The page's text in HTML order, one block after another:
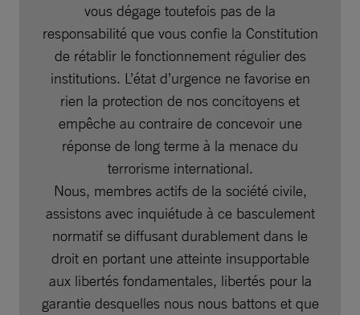
vous dégage toutefois pas de la
responsabilité que vous confie la Constitution
de rétablir le fonctionnement régulier des
institutions. L’état d’urgence ne favorise en
rien la protection de nos concitoyens et
empêche au contraire de concevoir une
réponse de long terme à la menace du
terrorisme international.
Nous, membres actifs de la société civile,
assistons avec inquiétude à ce basculement
normatif se diffusant durablement dans le
droit en portant une atteinte insupportable
aux libertés fondamentales, libertés pour la
garantie desquelles nous nous battons et que